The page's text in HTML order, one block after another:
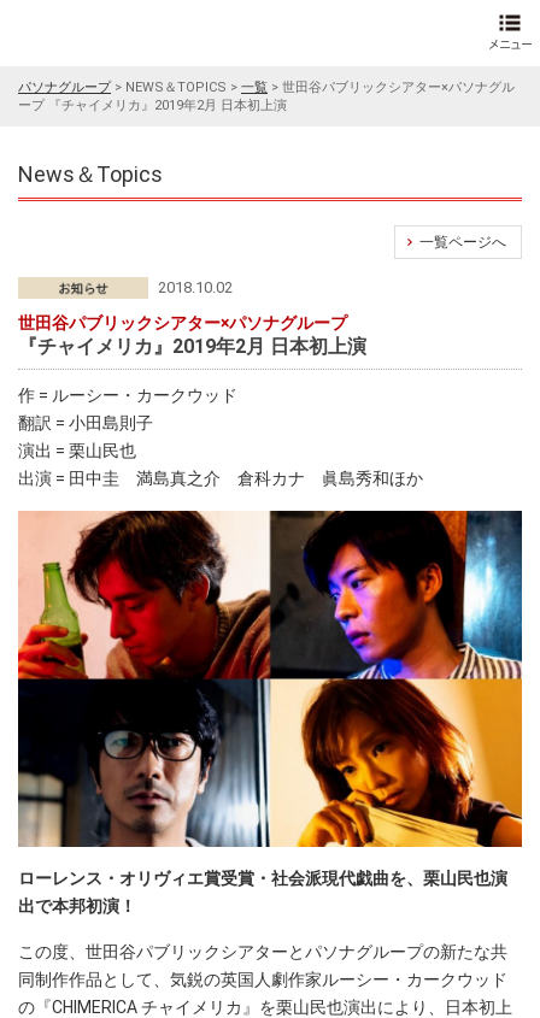
パソナグループ> NEWS＆TOPICS > 一覧 > 世田谷パブリックシアター×パソナグル
ープ 『チャイメリカ』2019年2月 日本初上演
News＆Topics
一覧ページへ
2018.10.02
世田谷パブリックシアター×パソナグループ
『チャイメリカ』2019年2月 日本初上演
作 = ルーシー・カークウッド
翻訳 = 小田島則子
演出 = 栗山民也
出演 = 田中圭 満島真之介 倉科カナ 眞島秀和ほか
ローレンス・オリヴィエ賞受賞・社会派現代戯曲を、栗山民也演
出で本邦初演！
この度、世田谷パブリックシアターとパソナグループの新たな共
同制作作品として、気鋭の英国人劇作家ルーシー・カークウッド
の『CHIMERICA チャイメリカ』を栗山民也演出により、日本初上